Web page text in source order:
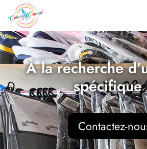
À la recherche
spécifique
Contactez-